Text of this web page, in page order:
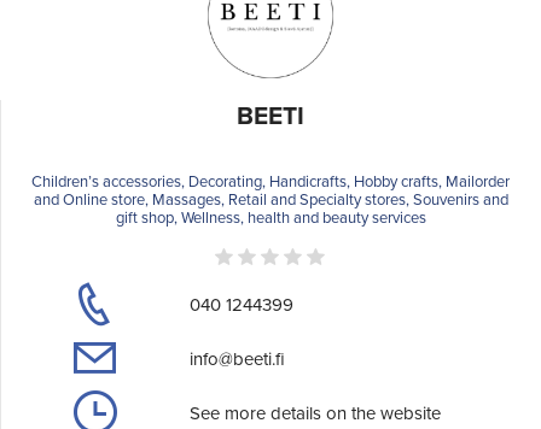
BEETI
Children’s accessories, Decorating, Handicrafts, Hobby crafts, Mailorder
and Online store, Massages, Retail and Specialty stores, Souvenirs and
gift shop, Wellness, health and beauty services
040 1244399
info@beeti.fi
See more details on the website